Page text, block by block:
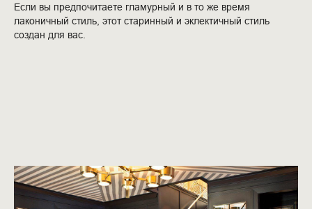
Если вы предпочитаете гламурный и в то же время
лаконичный стиль, этот старинный и эклектичный стиль
создан для вас.